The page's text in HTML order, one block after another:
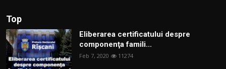
Top
Eliberarea certificatului despre
componenţa famili...
Feb 7, 2020 11274